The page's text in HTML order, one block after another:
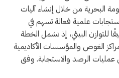
البحرية من خلال إنشاء آليات
علمية فعالة تسهم في
للتوازن البيئي، إذ تشمل الخطة
الغوص والمؤسسات الأكاديمية
عمليات الرصد والاستجابة. وفق